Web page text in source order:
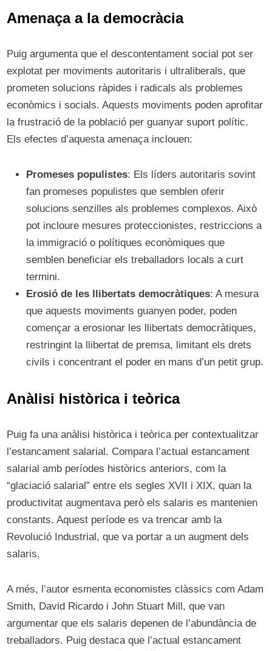
Amenaça a la democràcia
Puig argumenta que el descontentament social pot ser
explotat per moviments autoritaris i ultraliberals, que
prometen solucions ràpides i radicals als problemes
econòmics i socials. Aquests moviments poden aprofitar
la frustració de la població per guanyar suport polític.
Els efectes d’aquesta amenaça inclouen:
Promeses populistes: Els líders autoritaris sovint
fan promeses populistes que semblen oferir
solucions senzilles als problemes complexos. Això
pot incloure mesures proteccionistes, restriccions a
la immigració o polítiques econòmiques que
semblen beneficiar els treballadors locals a curt
termini.
Erosió de les llibertats democràtiques: A mesura
que aquests moviments guanyen poder, poden
començar a erosionar les llibertats democràtiques,
restringint la llibertat de premsa, limitant els drets
civils i concentrant el poder en mans d’un petit grup.
Anàlisi històrica i teòrica
Puig fa una anàlisi històrica i teòrica per contextualitzar
l’estancament salarial. Compara l’actual estancament
salarial amb períodes històrics anteriors, com la
“glaciació salarial” entre els segles XVII i XIX, quan la
productivitat augmentava però els salaris es mantenien
constants. Aquest període es va trencar amb la
Revolució Industrial, que va portar a un augment dels
salaris.
A més, l’autor esmenta economistes clàssics com Adam
Smith, David Ricardo i John Stuart Mill, que van
argumentar que els salaris depenen de l’abundància de
treballadors. Puig destaca que l’actual estancament